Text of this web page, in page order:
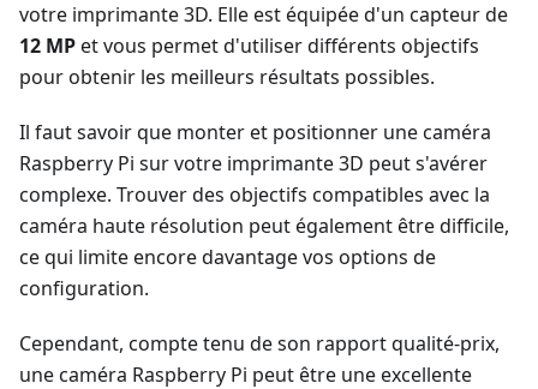
votre imprimante 3D. Elle est équipée d'un capteur de
12 MPet vous permet d'utiliser différents objectifs
pour obtenir les meilleurs résultats possibles.
Il faut savoir que monter et positionner une caméra
Raspberry Pi sur votre imprimante 3D peut s'avérer
complexe. Trouver des objectifs compatibles avec la
caméra haute résolution peut également être difficile,
ce qui limite encore davantage vos options de
configuration.
Cependant, compte tenu de son rapport qualité-prix,
une caméra Raspberry Pi peut être une excellente